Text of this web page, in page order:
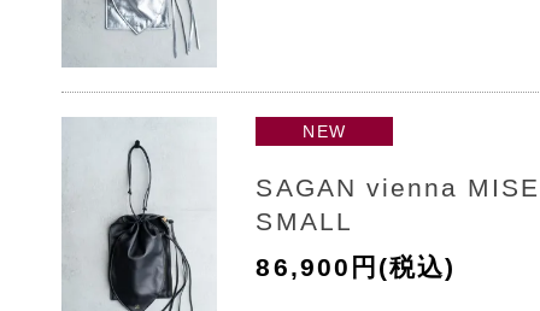
NEW
SAGAN vienna
SMALL
86,900円(税込)